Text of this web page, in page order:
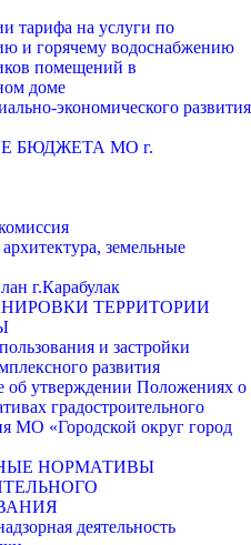
тарифа на услуги по
и горячему водоснабжению
помещений в
доме
экономического развития
БЮДЖЕТА МО г.
земельные
г.Карабулак
ТЕРРИТОРИИ
и застройки
развития
об утверждении Положениях о
градостроительного
МО «Городской округ город
НОРМАТИВЫ
деятельность